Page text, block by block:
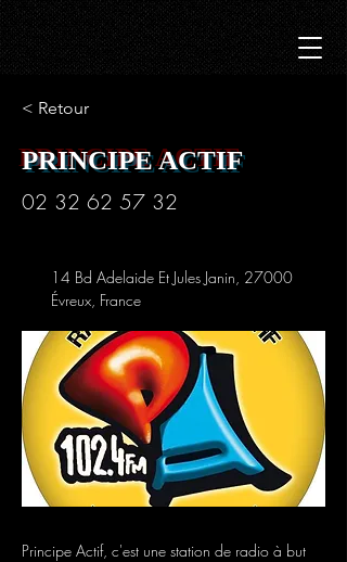
< Retour
PRINCIPE ACTIF
02 32 62 57 32
14 Bd Adelaide Et Jules Janin, 27000
Évreux, France
Principe Actif, c'est une station de radio à but